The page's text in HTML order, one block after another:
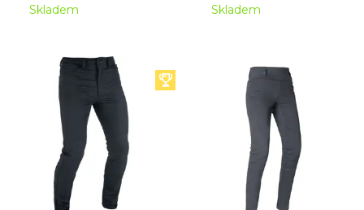
Skladem Skladem